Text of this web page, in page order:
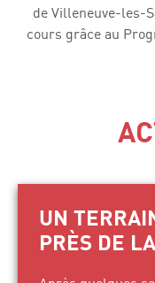
de Villeneuve-les-
cours grâce au
UN
PRÈS DE